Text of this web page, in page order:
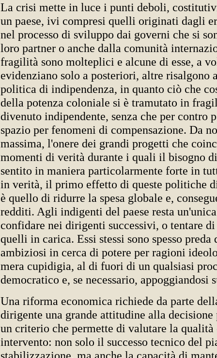
La crisi mette in luce i punti deboli,
un paese, ivi compresi quelli originati dagli
nel processo di sviluppo dai governi che si
loro partner o anche dalla comunità
fragilità sono molteplici e alcune di esse, a
evidenziano solo a posteriori, altre risalgono
politica di indipendenza, in quanto ciò che
della potenza coloniale si è tramutato in
divenuto indipendente, senza che per contro
spazio per fenomeni di compensazione. Da
massima, l'onere dei grandi progetti che
momenti di verità durante i quali il bisogno
sentito in maniera particolarmente forte in
in verità, il primo effetto di queste politiche
è quello di ridurre la spesa globale e,
redditi. Agli indigenti del paese resta
confidare nei dirigenti successivi, o tentare
quelli in carica. Essi stessi sono spesso preda
ambiziosi in cerca di potere per ragioni
mera cupidigia, al di fuori di un qualsiasi
democratico e, se necessario, appoggiandosi
Una riforma economica richiede da parte
dirigente una grande attitudine alla
un criterio che permette di valutare la qualità
intervento: non solo il successo tecnico del
stabilizzazione, ma anche la capacità di